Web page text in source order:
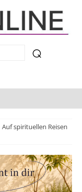
Auf spirituellen Reisen